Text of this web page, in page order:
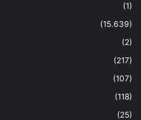
(1)
(15.639)
(2)
(217)
(107)
(118)
(25)